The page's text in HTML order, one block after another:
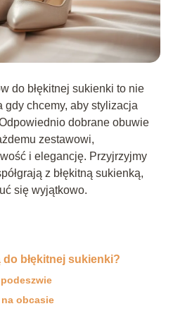
do błękitnej sukienki to nie
gdy chcemy, aby stylizacja
dobrane obuwie
zestawowi,
i elegancję. Przyjrzyjmy
z błękitną sukienką,
się wyjątkowo.
błękitnej sukienki?
obcasie